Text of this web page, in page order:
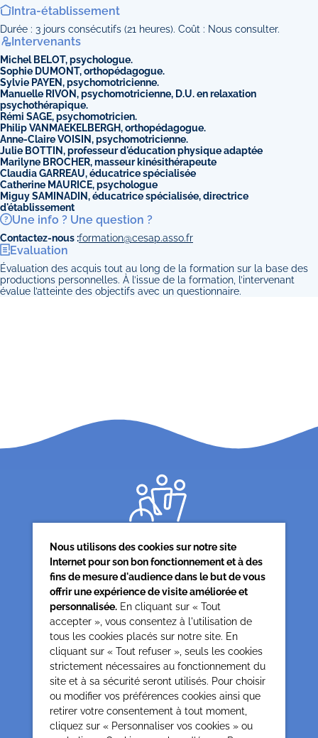
Intra-établissement
Durée : 3 jours consécutifs (21 heures). Coût : Nous consulter.
Intervenants
Michel BELOT, psychologue.
Sophie DUMONT, orthopédagogue.
Sylvie PAYEN, psychomotricienne.
Manuelle RIVON, psychomotricienne, D.U. en relaxation
psychothérapique.
Rémi SAGE, psychomotricien.
Philip VANMAEKELBERGH, orthopédagogue.
Anne-Claire VOISIN, psychomotricienne.
Julie BOTTIN, professeur d'éducation physique adaptée
Marilyne BROCHER, masseur kinésithérapeute
Claudia GARREAU, éducatrice spécialisée
Catherine MAURICE, psychologue
Miguy SAMINADIN, éducatrice spécialisée, directrice
d'établissement
Une info ? Une question ?
Contactez-nous :formation@cesap.asso.fr
Evaluation
Évaluation des acquis tout au long de la formation sur la base des
productions personnelles. À l’issue de la formation, l’intervenant
évalue l’atteinte des objectifs avec un questionnaire.
Siège associatif
62 rue de la glacière
75013 Paris
0142850804
contact@cesap.asso.fr
Cesap Formation
formation@cesap.asso.fr
01 53 20 68 58
Nous utilisons des cookies sur notre site
Internet pour son bon fonctionnement et à des
fins de mesure d'audience dans le but de vous
offrir une expérience de visite améliorée et
personnalisée. En cliquant sur « Tout
accepter », vous consentez à l'utilisation de
tous les cookies placés sur notre site. En
cliquant sur « Tout refuser », seuls les cookies
strictement nécessaires au fonctionnement du
site et à sa sécurité seront utilisés. Pour choisir
ou modifier vos préférences cookies ainsi que
retirer votre consentement à tout moment,
cliquez sur « Personnaliser vos cookies » ou